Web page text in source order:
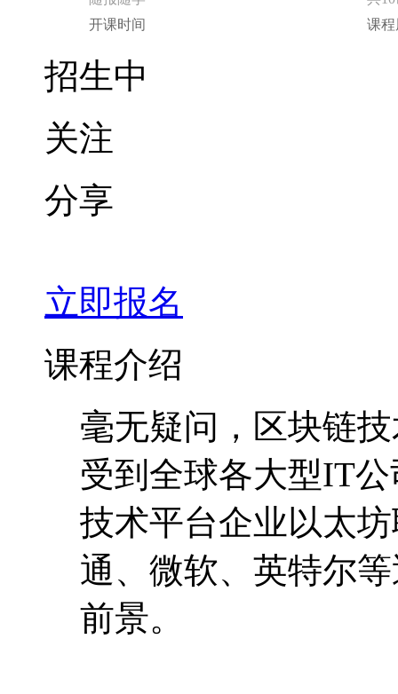
分享
立即报名
课程介绍
受到全球各大型IT
技术平台企业以太
通、微软、英特尔
前景。
什么是以太坊？
Ethereum（以太坊